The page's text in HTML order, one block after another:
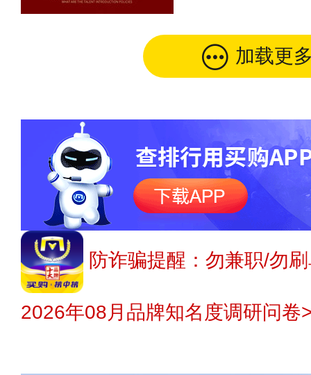
加载更
防诈骗提醒：勿兼职/勿
2026年08月品牌知名度调研问卷